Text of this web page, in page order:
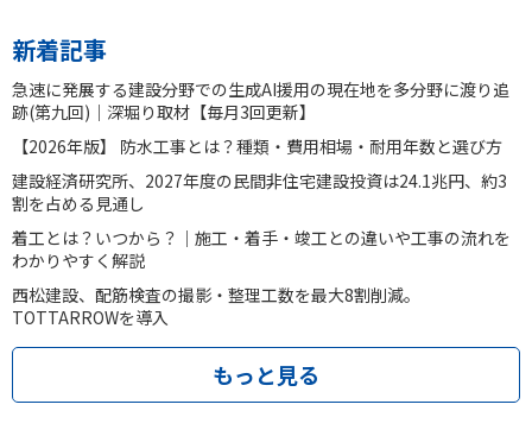
新着記事
急速に発展する建設分野での生成AI援用の現在地を多分野に渡り追
跡(第九回)｜深堀り取材【毎月3回更新】
【2026年版】 防水工事とは？種類・費用相場・耐用年数と選び方
建設経済研究所、2027年度の民間非住宅建設投資は24.1兆円、約3
割を占める見通し
着工とは？いつから？｜施工・着手・竣工との違いや工事の流れを
わかりやすく解説
西松建設、配筋検査の撮影・整理工数を最大8割削減。
TOTTARROWを導入
もっと見る